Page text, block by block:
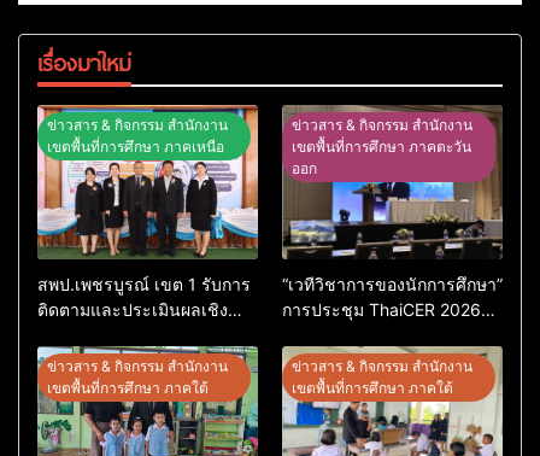
เรื่องมาใหม่
ข่าวสาร & กิจกรรม สำนักงาน
เขตพื้นที่การศึกษา ภาคเหนือ
สพป.เพชรบูรณ์ เขต 1 รับการ
ติดตามและประเมินผลเชิง
ต้นแบบ” ระดับประเทศ รุ่นที่ 3
ประจำปีงบประมาณ พ.ศ.
2569
ข่าวสาร & กิจกรรม สำนักงาน
เขตพื้นที่การศึกษา ภาคตะวัน
ออก
“เวทีวิชาการของนักการศึกษา”
การประชุม ThaiCER 2026
Conference on Education
Research (ThaiCER) 2026
ข่าวสาร & กิจกรรม สำนักงาน
เขตพื้นที่การศึกษา ภาคใต้
ข่าวสาร & กิจกรรม สำนักงาน
เขตพื้นที่การศึกษา ภาคใต้